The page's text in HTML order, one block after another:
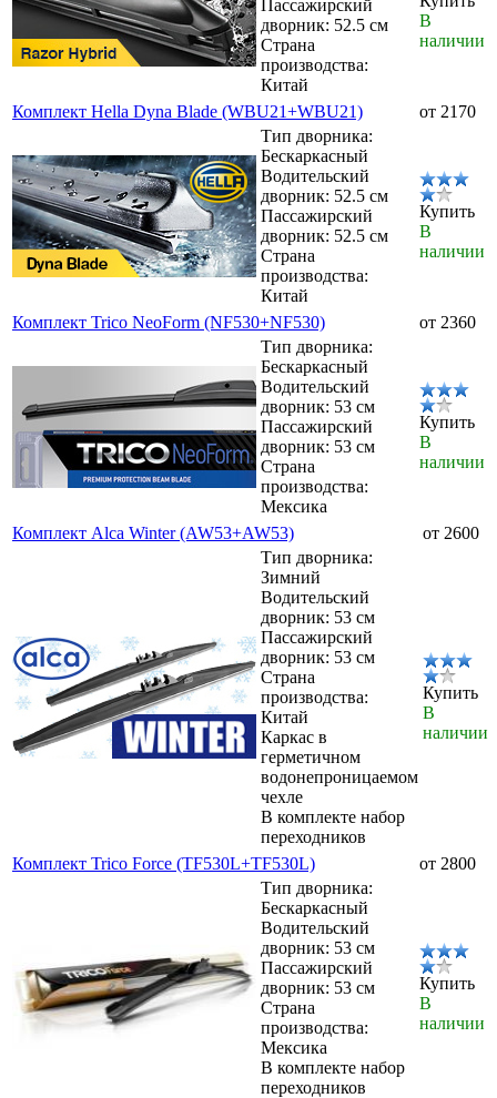
Пассажирский
дворник: 52.5 см
Страна
производства:
Китай
В
наличии
Комплект Hella Dyna Blade (WBU21+WBU21)
от 2170
Тип дворника:
Бескаркасный
Водительский
дворник: 52.5 см
Пассажирский
дворник: 52.5 см
Страна
производства:
Китай
Купить
В
наличии
Комплект Trico NeoForm (NF530+NF530)
от 2360
Тип дворника:
Бескаркасный
Водительский
дворник: 53 см
Пассажирский
дворник: 53 см
Страна
производства:
Мексика
Купить
В
наличии
Комплект Alca Winter (AW53+AW53)
от 2600
Тип дворника:
Зимний
Водительский
дворник: 53 см
Пассажирский
дворник: 53 см
Страна
производства:
Китай
Каркас в
герметичном
водонепроницаемом
чехле
В комплекте набор
переходников
Купить
В
наличии
Комплект Trico Force (TF530L+TF530L)
от 2800
Тип дворника:
Бескаркасный
Водительский
дворник: 53 см
Пассажирский
дворник: 53 см
Страна
производства:
Мексика
В комплекте набор
переходников
Купить
В
наличии